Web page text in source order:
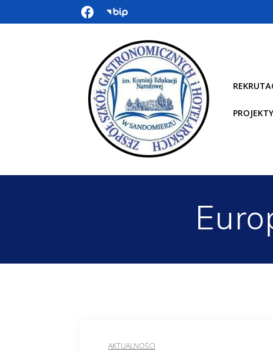
PROJEKTY
AKTUALNOŚCI